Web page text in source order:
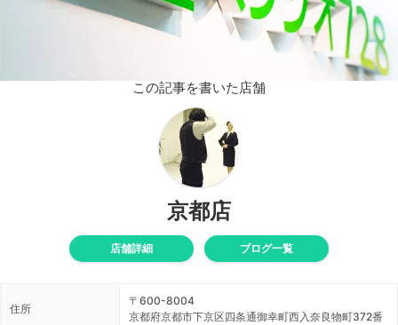
この記事を書いた店舗
京都店
店舗詳細 ブログ一覧
住所
〒600-8004
京都府京都市下京区四条通御幸町西入奈良物町372番